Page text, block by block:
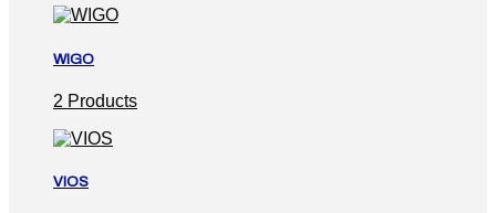
WIGO
2 Products
VIOS